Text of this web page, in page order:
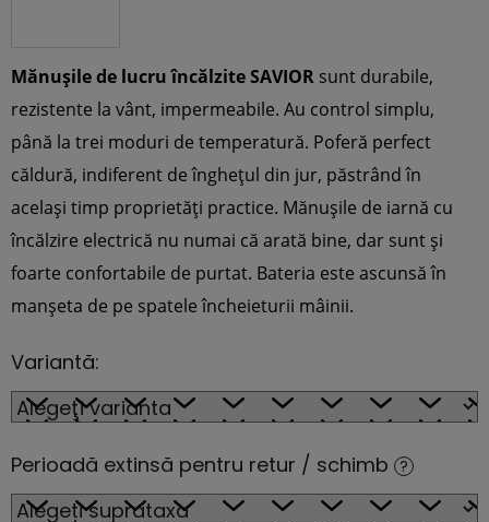
Mănușile de lucru încălzite SAVIOR sunt durabile,
rezistente la vânt, impermeabile. Au control simplu,
până la trei moduri de temperatură. Poferă perfect
căldură, indiferent de înghețul din jur, păstrând în
același timp proprietăți practice. Mănușile de iarnă cu
încălzire electrică nu numai că arată bine, dar sunt și
foarte confortabile de purtat. Bateria este ascunsă în
manșeta de pe spatele încheieturii mâinii.
Variantă:
Perioadă extinsă pentru retur / schimb ?